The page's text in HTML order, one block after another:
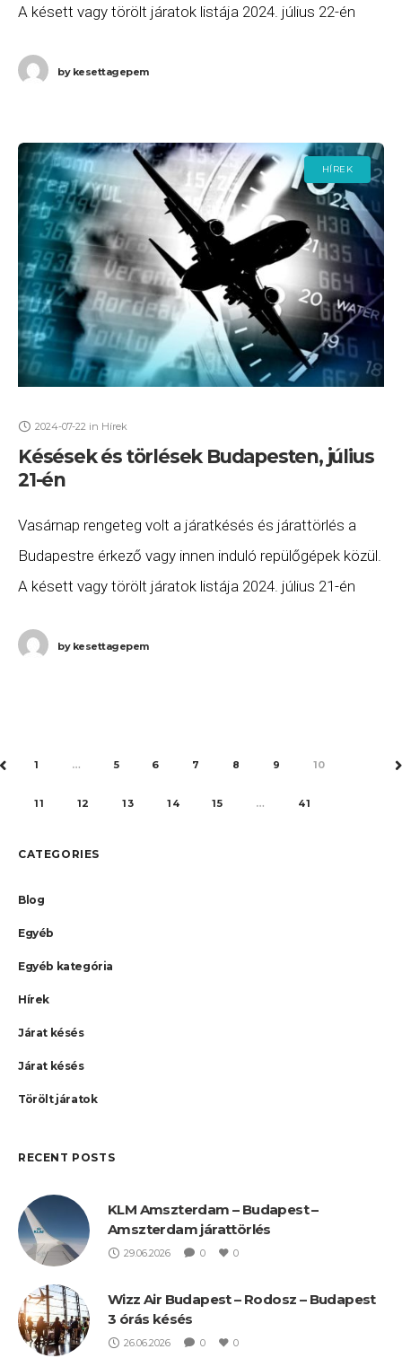
A késett vagy törölt járatok listája 2024. július 22-én
bykesettagepem
HÍREK
2024-07-22 in Hírek
Késések és törlések Budapesten, július
21-én
Vasárnap rengeteg volt a járatkésés és járattörlés a
Budapestre érkező vagy innen induló repülőgépek közül.
A késett vagy törölt járatok listája 2024. július 21-én
bykesettagepem
PREV1 … 5 6 7 8 9 10
11 12 13 14 15 … 41
CATEGORIES
Blog
Egyéb
Egyéb kategória
Hírek
Járat késés
Járat késés
Törölt járatok
RECENT POSTS
KLM Amszterdam – Budapest –
Amszterdam járattörlés
29.06.2026 0 0
Wizz Air Budapest – Rodosz – Budapest
3 órás késés
26.06.2026 0 0